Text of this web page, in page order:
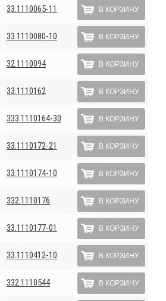
33.1110065-11 В КОРЗИНУ
33.1110080-10 В КОРЗИНУ
32.1110094 В КОРЗИНУ
33.1110162 В КОРЗИНУ
333.1110164-30 В КОРЗИНУ
33.1110172-21 В КОРЗИНУ
33.1110174-10 В КОРЗИНУ
332.1110176 В КОРЗИНУ
33.1110177-01 В КОРЗИНУ
33.1110412-10 В КОРЗИНУ
332.1110544 В КОРЗИНУ